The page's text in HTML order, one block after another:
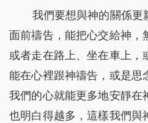
我們要想與神的關係更
面前禱告，能把心交給神，
或者走在路上、坐在車上，
能在心裡跟神禱告，或是思
我們的心就能更多地安靜在
也明白得越多，這樣我們與